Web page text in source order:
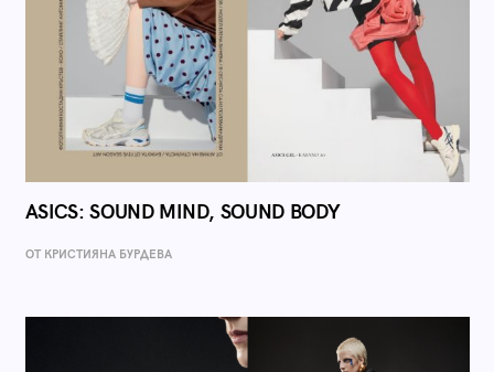
ASICS: SOUND MIND, SOUND BODY
ОТ КРИСТИЯНА БУРДЕВА